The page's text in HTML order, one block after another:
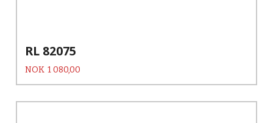
RL 82075
Pris
NOK 1 080,00